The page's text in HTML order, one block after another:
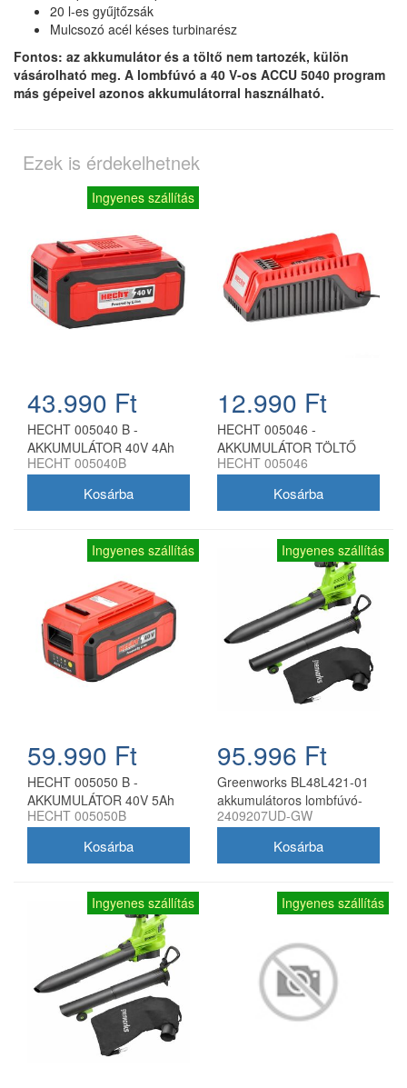
20 l-es gyűjtőzsák
Mulcsozó acél késes turbinarész
Fontos: az akkumulátor és a töltő nem tartozék, külön
vásárolható meg. A lombfúvó a 40 V-os ACCU 5040 program
más gépeivel azonos akkumulátorral használható.
Ezek is érdekelhetnek
Ingyenes szállítás
43.990 Ft
HECHT 005040 B -
AKKUMULÁTOR 40V 4Ah
AKKU PROGRAM 5040
HECHT 005040B
12.990 Ft
HECHT 005046 -
AKKUMULÁTOR TÖLTŐ
2Ah AKKU PROGRAM 5040
HECHT 005046
Ingyenes szállítás
59.990 Ft
HECHT 005050 B -
AKKUMULÁTOR 40V 5Ah
AKKU PROGRAM 5040
HECHT 005050B
Ingyenes szállítás
95.996 Ft
Greenworks BL48L421-01
akkumulátoros lombfúvó-
szívó 48V (2x24V)
2409207UD-GW
Ingyenes szállítás Ingyenes szállítás